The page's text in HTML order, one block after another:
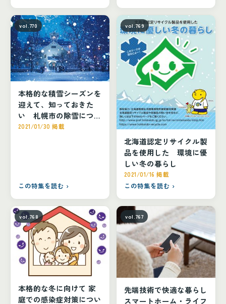
vol.770
本格的な積雪シーズンを
迎えて、知っておきた
い 札幌市の除雪につい
て
2021/01/30 掲載
この特集を読む ›
vol.769
北海道認定リサイクル製
品を使用した 環境に優
しい冬の暮らし
2021/01/16 掲載
この特集を読む ›
vol.768
本格的な冬に向けて 家
庭での感染症対策につい
vol.767
先端技術で快適な暮らし
スマートホーム・ライフ